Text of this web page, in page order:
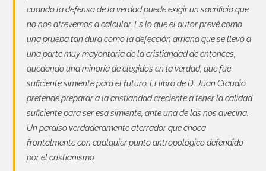
cuando la defensa de la verdad puede exigir un sacrificio que
no nos atrevemos a calcular. Es lo que el autor prevé como
una prueba tan dura como la defección arriana que se llevó a
una parte muy mayoritaria de la cristiandad de entonces,
quedando una minoría de elegidos en la verdad, que fue
suficiente simiente para el futuro. El libro de D. Juan Claudio
pretende preparar a la cristiandad creciente a tener la calidad
suficiente para ser esa simiente, ante una de las nos avecina.
Un paraíso verdaderamente aterrador que choca
frontalmente con cualquier punto antropológico defendido
por el cristianismo.